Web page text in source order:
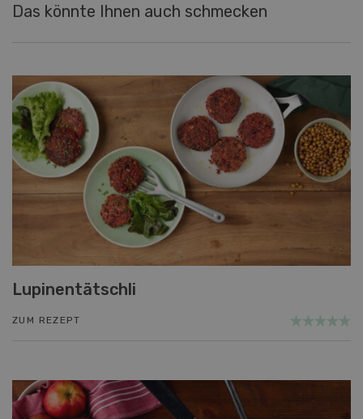
Das könnte Ihnen auch schmecken
Lupinentätschli
ZUM REZEPT